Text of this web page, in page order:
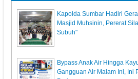
Kapolda Sumbar Hadiri
Masjid Muhsinin, Pererat
Subuh"
Bypass Anak Air Hingga
Gangguan Air Malam Ini, Ini